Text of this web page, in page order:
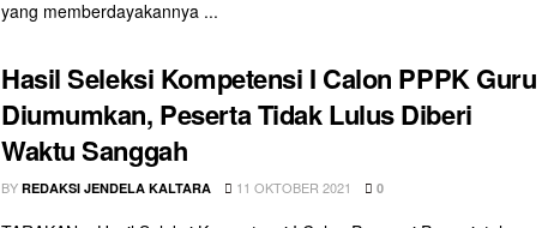
yang memberdayakannya ...
Hasil Seleksi Kompetensi I Calon PPPK Guru
Diumumkan, Peserta Tidak Lulus Diberi
Waktu Sanggah
BY REDAKSI JENDELA KALTARA 11 OKTOBER 2021 0